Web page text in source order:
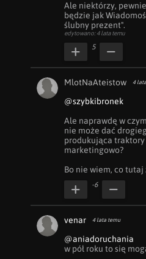
Ale niektórzy,
będzie jak
ślubny prezent".
edytowano: 4 lata temu
5
MlotNaAteistow 4
@szybkibronek
Ale naprawdę w
nie może dać
produkująca
marketingowo?
Bo nie wiem, co tutaj
-6
venar 4 lata temu
@aniadoruchania
w pół roku to się